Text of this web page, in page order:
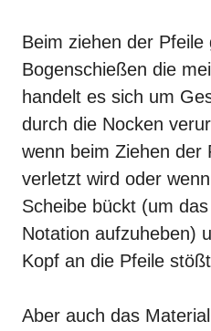
Beim ziehen der Pfeile
Bogenschießen die
handelt es sich um
durch die Nocken
wenn beim Ziehen der
verletzt wird oder
Scheibe bückt (um
Notation aufzuheben)
Kopf an die Pfeile
Aber auch das